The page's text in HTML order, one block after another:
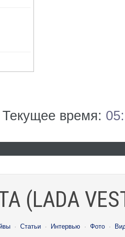
Текущее время:
(LADA
· Статьи · Интервью · Фото ·